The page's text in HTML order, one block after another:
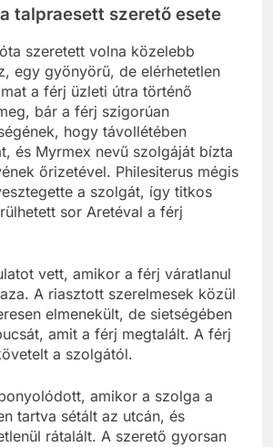
talpraesett szerető esete
szeretett volna közelebb
egy gyönyörű, de elérhetetlen
a férj üzleti útra történő
bár a férj szigorúan
hogy távollétében
és Myrmex nevű szolgáját bízta
őrizetével. Philesiterus mégis
a szolgát, így titkos
sor Aretéval a férj
vett, amikor a férj váratlanul
A riasztott szerelmesek közül
elmenekült, de sietségében
amit a férj megtalált. A férj
a szolgától.
amikor a szolga a
tartva sétált az utcán, és
rátalált. A szerető gyorsan